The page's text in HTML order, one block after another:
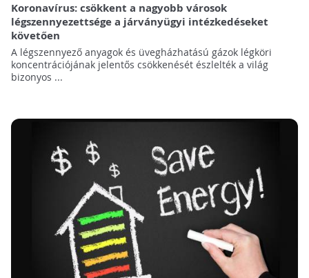
Koronavírus: csökkent a nagyobb városok
légszennyezettsége a járványügyi intézkedéseket
követően
A légszennyező anyagok és üvegházhatású gázok légköri
koncentrációjának jelentős csökkenését észlelték a világ
bizonyos ...